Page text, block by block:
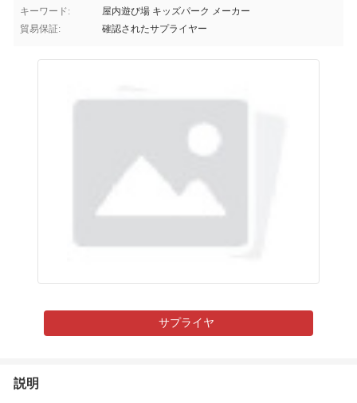
キーワード:
屋内遊び場 キッズパーク メーカー
貿易保証:
確認されたサプライヤー
サプライヤ
説明